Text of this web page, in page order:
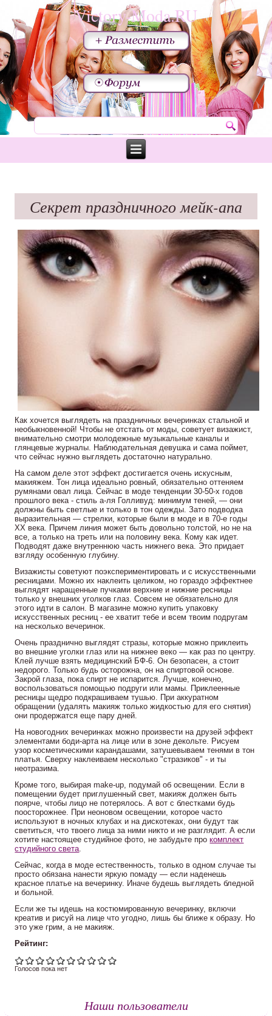
Victory-Moda.RU
Секрет праздничного мейк-апа
Как хочется выглядеть на праздничных вечеринках стальной и
необыкновенной! Чтобы не отстать от моды, советует визажист,
внимательно смотри молодежные музыкальные каналы и
глянцевые журналы. Наблюдательная девушка и сама поймет,
что сейчас нужно выглядеть достаточно натурально.
На самом деле этот эффект достигается очень искусным,
макияжем. Тон лица идеально ровный, обязательно оттеняем
румянами овал лица. Сейчас в моде тенденции 30-50-х годов
прошлого века - стиль а-ля Голливуд: минимум теней, — они
должны быть светлые и только в тон одежды. Зато подводка
выразительная — стрелки, которые были в моде и в 70-е годы
XX века. Причем линия может быть довольно толстой, но не на
все, а только на треть или на половину века. Кому как идет.
Подводят даже внутреннюю часть нижнего века. Это придает
взгляду особенную глубину.
Визажисты советуют поэкспериментировать и с искусственными
ресницами. Можно их наклеить целиком, но гораздо эффектнее
выглядят наращенные пучками верхние и нижние ресницы
только у внешних уголков глаз. Совсем не обязательно для
этого идти в салон. В магазине можно купить упаковку
искусственных ресниц - ее хватит тебе и всем твоим подругам
на несколько вечеринок.
Очень празднично выглядят стразы, которые можно приклеить
во внешние уголки глаз или на нижнее веко — как раз по центру.
Клей лучше взять медицинский БФ-6. Он безопасен, а стоит
недорого. Только будь осторожна, он на спиртовой основе.
Закрой глаза, пока спирт не испарится. Лучше, конечно,
воспользоваться помощью подруги или мамы. Приклеенные
ресницы щедро подкрашиваем тушью. При аккуратном
обращении (удалять макияж только жидкостью для его снятия)
они продержатся еще пару дней.
На новогодних вечеринках можно произвести на друзей эффект
элементами боди-арта на лице или в зоне декольте. Рисуем
узор косметическими карандашами, затушевываем тенями в тон
платья. Сверху наклеиваем несколько "стразиков" - и ты
неотразима.
Кроме того, выбирая make-up, подумай об освещении. Если в
помещении будет приглушенный свет, макияж должен быть
поярче, чтобы лицо не потерялось. А вот с блестками будь
поосторожнее. При неоновом освещении, которое часто
используют в ночных клубах и на дискотеках, они будут так
светиться, что твоего лица за ними никто и не разглядит. А если
хотите настоящее студийное фото, не забудьте прокомплект
студийного света.
Сейчас, когда в моде естественность, только в одном случае ты
просто обязана нанести яркую помаду — если наденешь
красное платье на вечеринку. Иначе будешь выглядеть бледной
и больной.
Если же ты идешь на костюмированную вечеринку, включи
креатив и рисуй на лице что угодно, лишь бы ближе к образу. Но
это уже грим, а не макияж.
Рейтинг:
Голосов пока нет
Наши пользователи